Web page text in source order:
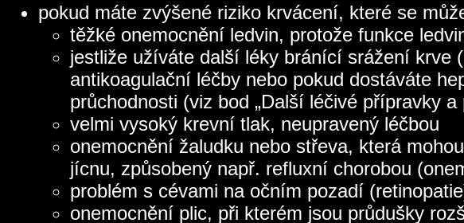
pokud máte zvýšené riziko krvácení, které se
těžké onemocnění ledvin, protože funkce
jestliže užíváte další léky bránící srážení krve
antikoagulační léčby nebo pokud dostáváte
průchodnosti (viz bod „Další léčivé přípravky
velmi vysoký krevní tlak, neupravený léčbou
onemocnění žaludku nebo střeva, která
jícnu, způsobený např. refluxní chorobou
problém s cévami na očním pozadí
onemocnění plic, při kterém jsou průdušky